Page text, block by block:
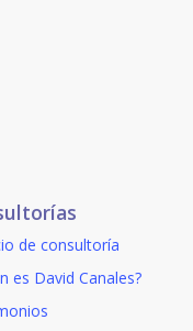
de consultoría
es David Canales?